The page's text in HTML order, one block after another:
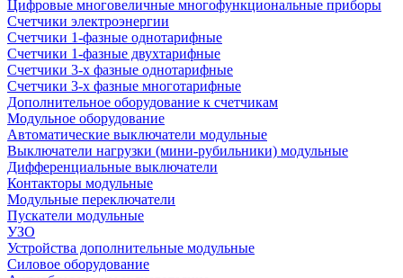
Цифровые многовеличные многофункциональные приборы
Счетчики электроэнергии
Счетчики 1-фазные однотарифные
Счетчики 1-фазные двухтарифные
Счетчики 3-х фазные однотарифные
Счетчики 3-х фазные многотарифные
Дополнительное оборудование к счетчикам
Модульное оборудование
Автоматические выключатели модульные
Выключатели нагрузки (мини-рубильники) модульные
Дифференциальные выключатели
Контакторы модульные
Модульные переключатели
Пускатели модульные
УЗО
Устройства дополнительные модульные
Силовое оборудование